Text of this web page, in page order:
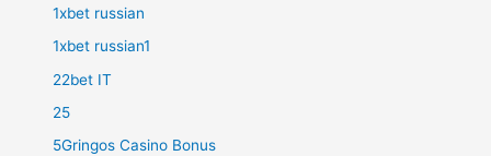
1xbet russian
1xbet russian1
22bet IT
25
5Gringos Casino Bonus